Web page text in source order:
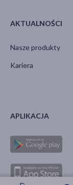
AKTUALNOŚCI
Nasze produkty
Kariera
APLIKACJA